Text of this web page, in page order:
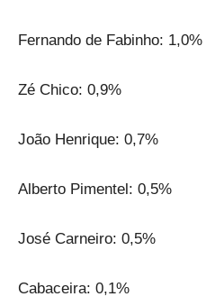
Fernando de Fabinho: 1,0%
Zé Chico: 0,9%
João Henrique: 0,7%
Alberto Pimentel: 0,5%
José Carneiro: 0,5%
Cabaceira: 0,1%